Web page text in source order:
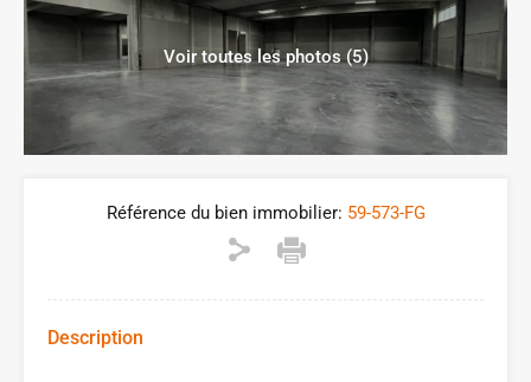
Voir toutes les photos (5)
Référence du bien immobilier: 59-573-FG
Description